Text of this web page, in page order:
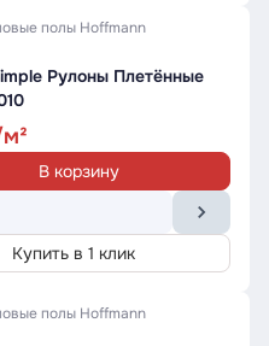
полы Hoffmann
Рулоны Плетённые
В корзину
Купить в 1 клик
полы Hoffmann